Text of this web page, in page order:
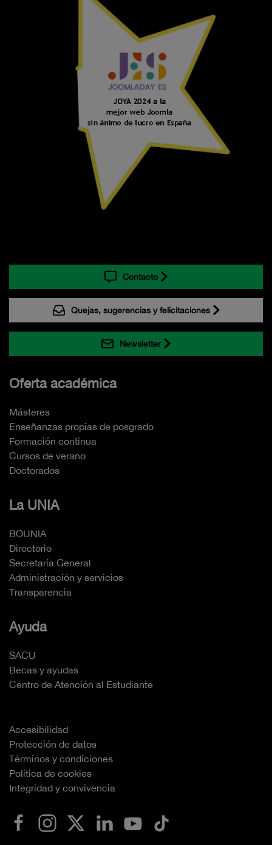
Contacto
Quejas, sugerencias y felicitaciones
Newsletter
Oferta académica
Másteres
Enseñanzas propias de posgrado
Formación continua
Cursos de verano
Doctorados
La UNIA
BOUNIA
Directorio
Secretaría General
Administración y servicios
Transparencia
Ayuda
SACU
Becas y ayudas
Centro de Atención al Estudiante
Accesibilidad
Protección de datos
Términos y condiciones
Política de cookies
Integridad y convivencia